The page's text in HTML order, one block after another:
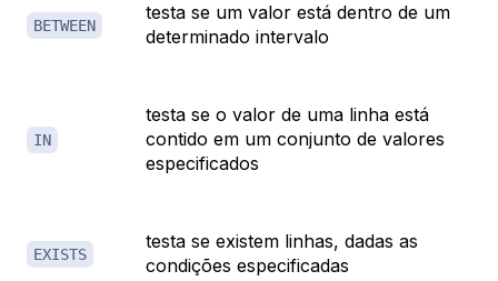
BETWEEN
testa se um valor está dentro de um
determinado intervalo
IN
testa se o valor de uma linha está
contido em um conjunto de valores
especificados
EXISTS
testa se existem linhas, dadas as
condições especificadas